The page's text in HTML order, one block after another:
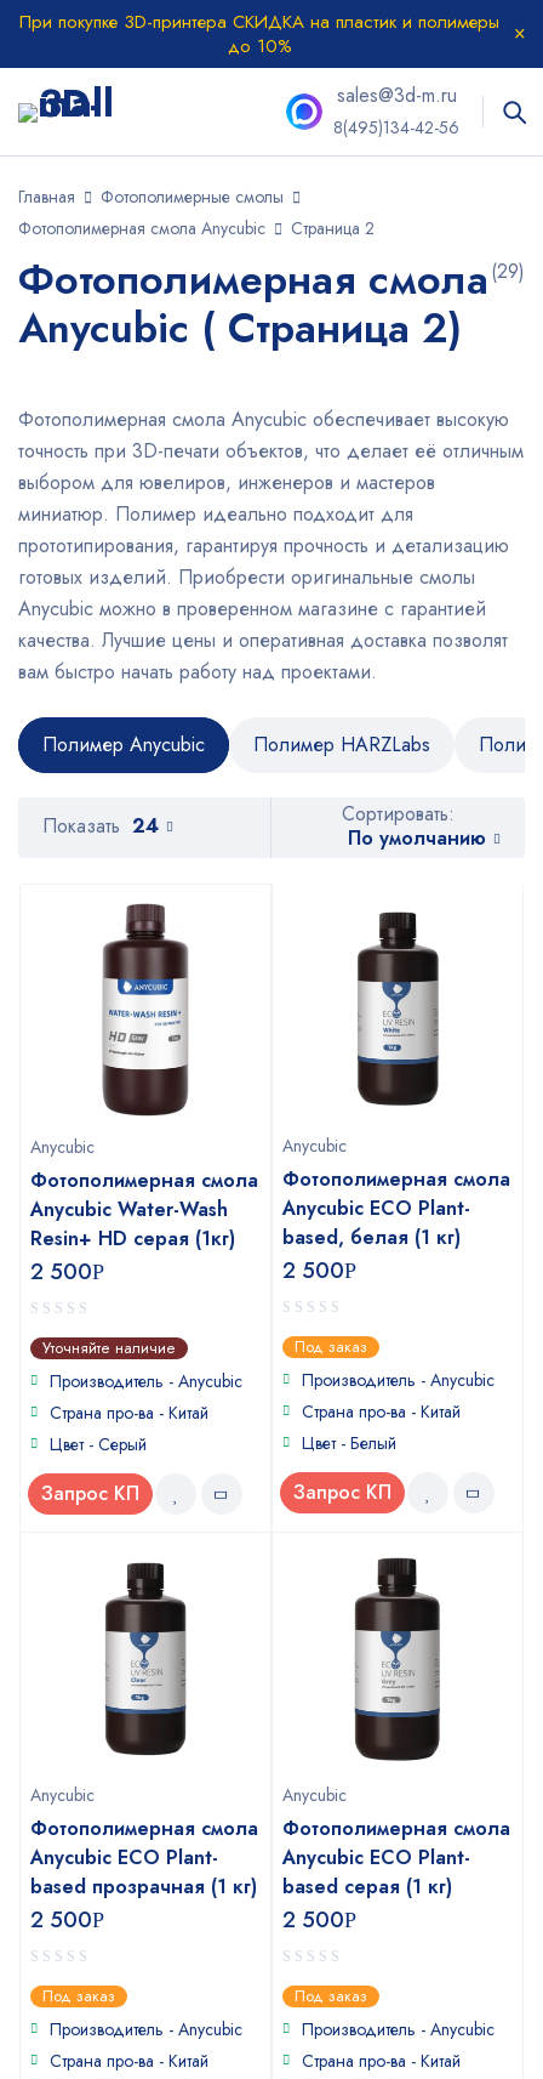
При покупке 3D-принтера СКИДКА на пластик и полимеры
до 10%
sales@3d-m.ru
8(495)134-42-56
Главная
Фотополимерные смолы
Фотополимерная смола Anycubic
Страница 2
Фотополимерная смола
Anycubic ( Страница 2)
(29)
Фотополимерная смола Anycubic обеспечивает высокую
точность при 3D-печати объектов, что делает её отличным
выбором для ювелиров, инженеров и мастеров
миниатюр. Полимер идеально подходит для
прототипирования, гарантируя прочность и детализацию
готовых изделий. Приобрести оригинальные смолы
Anycubic можно в проверенном магазине с гарантией
качества. Лучшие цены и оперативная доставка позволят
вам быстро начать работу над проектами.
Полимер Anycubic Полимер HARZLabs
Сортировать:
По умолчанию
Показать 24
Anycubic
Фотополимерная смола
Anycubic Water-Wash
Resin+ HD серая (1кг)
2 500Р
0
out
of
Уточняйте наличие
Производитель - Anycubic
Страна про-ва - Китай
Цвет - Серый
Запрос КП
Anycubic
Фотополимерная смола
Anycubic ECO Plant-
based, белая (1 кг)
2 500Р
0
out
of
Под заказ
Производитель - Anycubic
Страна про-ва - Китай
Цвет - Белый
Запрос КП
Anycubic
Фотополимерная смола
Anycubic ECO Plant-
based прозрачная (1 кг)
2 500Р
0
out
of
Под заказ
Производитель - Anycubic
Страна про-ва - Китай
Anycubic
Фотополимерная смола
Anycubic ECO Plant-
based серая (1 кг)
2 500Р
0
out
of
Под заказ
Производитель - Anycubic
Страна про-ва - Китай